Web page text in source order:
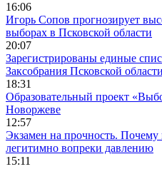
16:06
Игорь Сопов прогнозирует
выборах в Псковской области
20:07
Зарегистрированы единые
Заксобрания Псковской
18:31
Образовательный проект
Новоржеве
12:57
Экзамен на прочность.
легитимно вопреки давлению
15:11